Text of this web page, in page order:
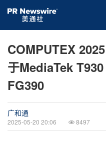
COMPUTEX
于MediaTek
FG390
广和通
2025-05-20 20:06 8497